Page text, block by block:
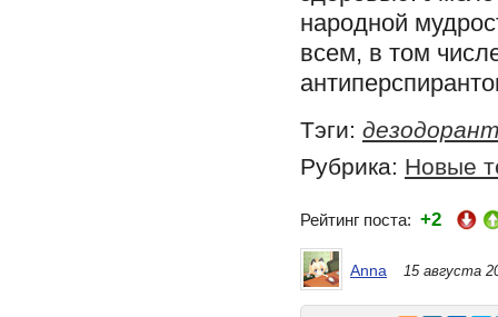
народной
всем, в том
Тэги:
Рубрика: Новые
Рейтинг поста: +2
Anna 15 августа